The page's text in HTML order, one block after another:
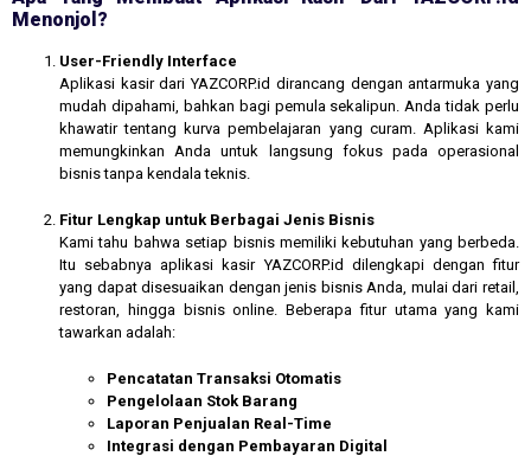
Menonjol?
User-Friendly Interface
Aplikasi kasir dari YAZCORP.id dirancang dengan antarmuka yang
mudah dipahami, bahkan bagi pemula sekalipun. Anda tidak perlu
khawatir tentang kurva pembelajaran yang curam. Aplikasi kami
memungkinkan Anda untuk langsung fokus pada operasional
bisnis tanpa kendala teknis.
Fitur Lengkap untuk Berbagai Jenis Bisnis
Kami tahu bahwa setiap bisnis memiliki kebutuhan yang berbeda.
Itu sebabnya aplikasi kasir YAZCORP.id dilengkapi dengan fitur
yang dapat disesuaikan dengan jenis bisnis Anda, mulai dari retail,
restoran, hingga bisnis online. Beberapa fitur utama yang kami
tawarkan adalah:
Pencatatan Transaksi Otomatis
Pengelolaan Stok Barang
Laporan Penjualan Real-Time
Integrasi dengan Pembayaran Digital